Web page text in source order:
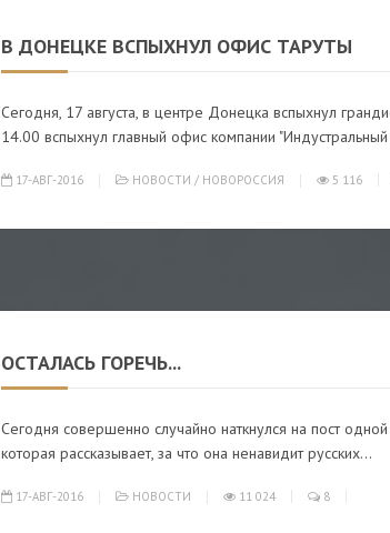
В ДОНЕЦКЕ ВСПЫХНУЛ ОФИС ТАРУТЫ
Сегодня, 17 августа, в центре Донецка вспыхнул
14.00 вспыхнул главный офис компании
17-АВГ-2016 НОВОСТИ / НОВОРОССИЯ 5 116
ОСТАЛАСЬ ГОРЕЧЬ...
Сегодня совершенно случайно наткнулся на пост
которая рассказывает, за что она ненавидит русских...
17-АВГ-2016 НОВОСТИ 11 024 8